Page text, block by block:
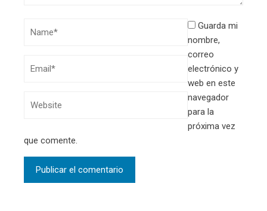
Guarda mi
nombre,
correo
electrónico y
web en este
navegador
para la
próxima vez
que comente.